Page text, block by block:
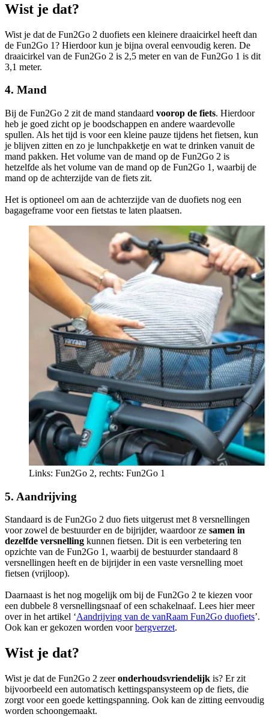
Wist je dat?
Wist je dat de Fun2Go 2 duofiets een kleinere draaicirkel heeft dan
de Fun2Go 1? Hierdoor kun je bijna overal eenvoudig keren. De
draaicirkel van de Fun2Go 2 is 2,5 meter en van de Fun2Go 1 is dit
3,1 meter.
4. Mand
Bij de Fun2Go 2 zit de mand standaard voorop de fiets. Hierdoor
heb je goed zicht op je boodschappen en andere waardevolle
spullen. Als het tijd is voor een kleine pauze tijdens het fietsen, kun
je blijven zitten en zo je lunchpakketje en wat te drinken vanuit de
mand pakken. Het volume van de mand op de Fun2Go 2 is
hetzelfde als het volume van de mand op de Fun2Go 1, waarbij de
mand op de achterzijde van de fiets zit.
Het is optioneel om aan de achterzijde van de duofiets nog een
bagageframe voor een fietstas te laten plaatsen.
Links: Fun2Go 2, rechts: Fun2Go 1
5. Aandrijving
Standaard is de Fun2Go 2 duo fiets uitgerust met 8 versnellingen
voor zowel de bestuurder en de bijrijder, waardoor ze samen in
dezelfde versnelling kunnen fietsen. Dit is een verbetering ten
opzichte van de Fun2Go 1, waarbij de bestuurder standaard 8
versnellingen heeft en de bijrijder in een vaste versnelling moet
fietsen (vrijloop).
Daarnaast is het nog mogelijk om bij de Fun2Go 2 te kiezen voor
een dubbele 8 versnellingsnaaf of een schakelnaaf. Lees hier meer
over in het artikel ‘Aandrijving van de vanRaam Fun2Go duofiets’.
Ook kan er gekozen worden voorbergverzet.
Wist je dat?
Wist je dat de Fun2Go 2 zeeronderhoudsvriendelijk is? Er zit
bijvoorbeeld een automatisch kettingspansysteem op de fiets, die
zorgt voor een goede kettingspanning. Ook kan de zitting eenvoudig
worden schoongemaakt.